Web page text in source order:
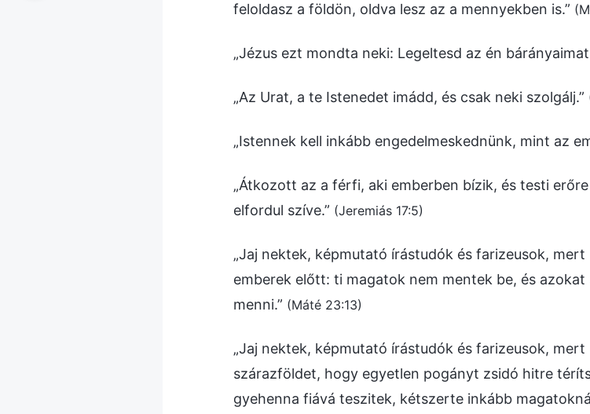
feloldasz a földön, oldva lesz az a mennyekben is.”
„Jézus ezt mondta neki: Legeltesd az én
„Az Urat, a te Istenedet imádd, és csak neki szolgálj.”
„Istennek kell inkább engedelmeskednünk, mint az
„Átkozott az a férfi, aki emberben bízik, és testi
elfordul szíve.” (Jeremiás 17:5)
„Jaj nektek, képmutató írástudók és farizeusok,
emberek előtt: ti magatok nem mentek be, és
menni.” (Máté 23:13)
„Jaj nektek, képmutató írástudók és farizeusok,
szárazföldet, hogy egyetlen pogányt zsidó hitre
gyehenna fiává teszitek, kétszerte inkább